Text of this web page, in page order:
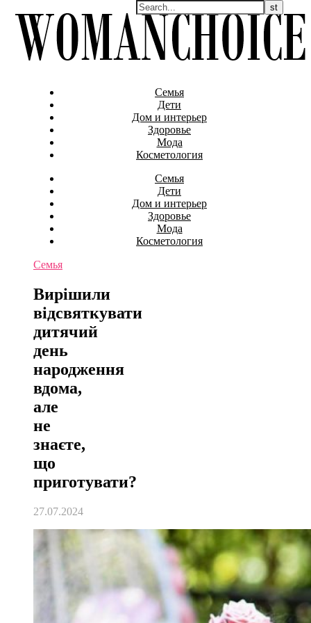
Семья
Дети
Дом и интерьер
Здоровье
Мода
Косметология
Семья
Дети
Дом и интерьер
Здоровье
Мода
Косметология
Семья
Вирішили
відсвяткувати
дитячий
день
народження
вдома,
але
не
знаєте,
що
приготувати?
27.07.2024